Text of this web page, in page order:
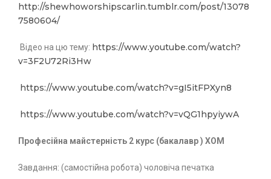
http://shewhoworshipscarlin.tumblr.com/post/13078
7580604/
Відео на цю тему: https://www.youtube.com/watch?
v=3F2U72Ri3Hw
https://www.youtube.com/watch?v=gI5itFPXyn8
https://www.youtube.com/watch?v=vQG1hpyiywA
П рофесійна майстерність 2 курс (бакалавр ) ХОМ
Завдання: (самостійна робота) чоловіча печатка